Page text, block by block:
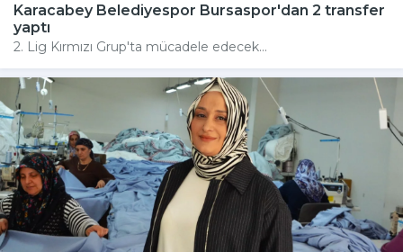
Karacabey Belediyespor Bursaspor'dan 2 transfer
yaptı
2. Lig Kırmızı Grup'ta mücadele edecek...